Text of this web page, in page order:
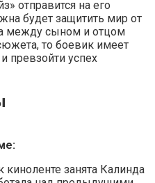
отправится на его
будет защитить мир от
между сыном и отцом
то боевик имеет
превзойти успех
киноленте занята Калинда